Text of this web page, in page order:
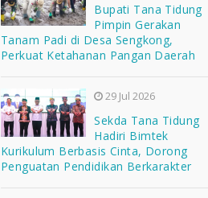
Bupati Tana Tidung
Pimpin Gerakan
Tanam Padi di Desa Sengkong,
Perkuat Ketahanan Pangan Daerah
29 Jul 2026
Sekda Tana Tidung
Hadiri Bimtek
Kurikulum Berbasis Cinta, Dorong
Penguatan Pendidikan Berkarakter